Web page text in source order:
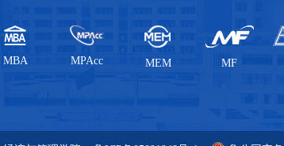
MBA MPAcc MEM MF